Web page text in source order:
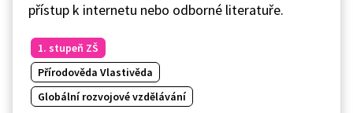
přístup k internetu nebo odborné literatuře.
1. stupeň ZŠ
Přírodověda Vlastivěda
Globální rozvojové vzdělávání